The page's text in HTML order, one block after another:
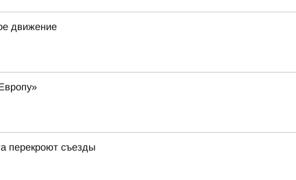
движение
перекроют съезды